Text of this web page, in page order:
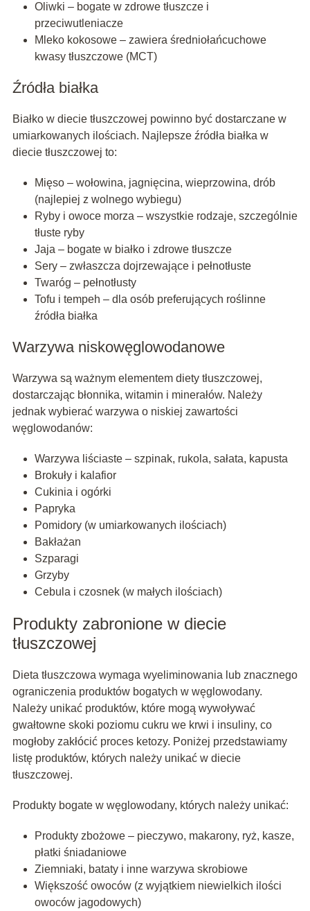
Oliwki – bogate w zdrowe tłuszcze i
przeciwutleniacze
Mleko kokosowe – zawiera średniołańcuchowe
kwasy tłuszczowe (MCT)
Źródła białka
Białko w diecie tłuszczowej powinno być dostarczane w
umiarkowanych ilościach. Najlepsze źródła białka w
diecie tłuszczowej to:
Mięso – wołowina, jagnięcina, wieprzowina, drób
(najlepiej z wolnego wybiegu)
Ryby i owoce morza – wszystkie rodzaje, szczególnie
tłuste ryby
Jaja – bogate w białko i zdrowe tłuszcze
Sery – zwłaszcza dojrzewające i pełnotłuste
Twaróg – pełnotłusty
Tofu i tempeh – dla osób preferujących roślinne
źródła białka
Warzywa niskowęglowodanowe
Warzywa są ważnym elementem diety tłuszczowej,
dostarczając błonnika, witamin i minerałów. Należy
jednak wybierać warzywa o niskiej zawartości
węglowodanów:
Warzywa liściaste – szpinak, rukola, sałata, kapusta
Brokuły i kalafior
Cukinia i ogórki
Papryka
Pomidory (w umiarkowanych ilościach)
Bakłażan
Szparagi
Grzyby
Cebula i czosnek (w małych ilościach)
Produkty zabronione w diecie
tłuszczowej
Dieta tłuszczowa wymaga wyeliminowania lub znacznego
ograniczenia produktów bogatych w węglowodany.
Należy unikać produktów, które mogą wywoływać
gwałtowne skoki poziomu cukru we krwi i insuliny, co
mogłoby zakłócić proces ketozy. Poniżej przedstawiamy
listę produktów, których należy unikać w diecie
tłuszczowej.
Produkty bogate w węglowodany, których należy unikać:
Produkty zbożowe – pieczywo, makarony, ryż, kasze,
płatki śniadaniowe
Ziemniaki, bataty i inne warzywa skrobiowe
Większość owoców (z wyjątkiem niewielkich ilości
owoców jagodowych)